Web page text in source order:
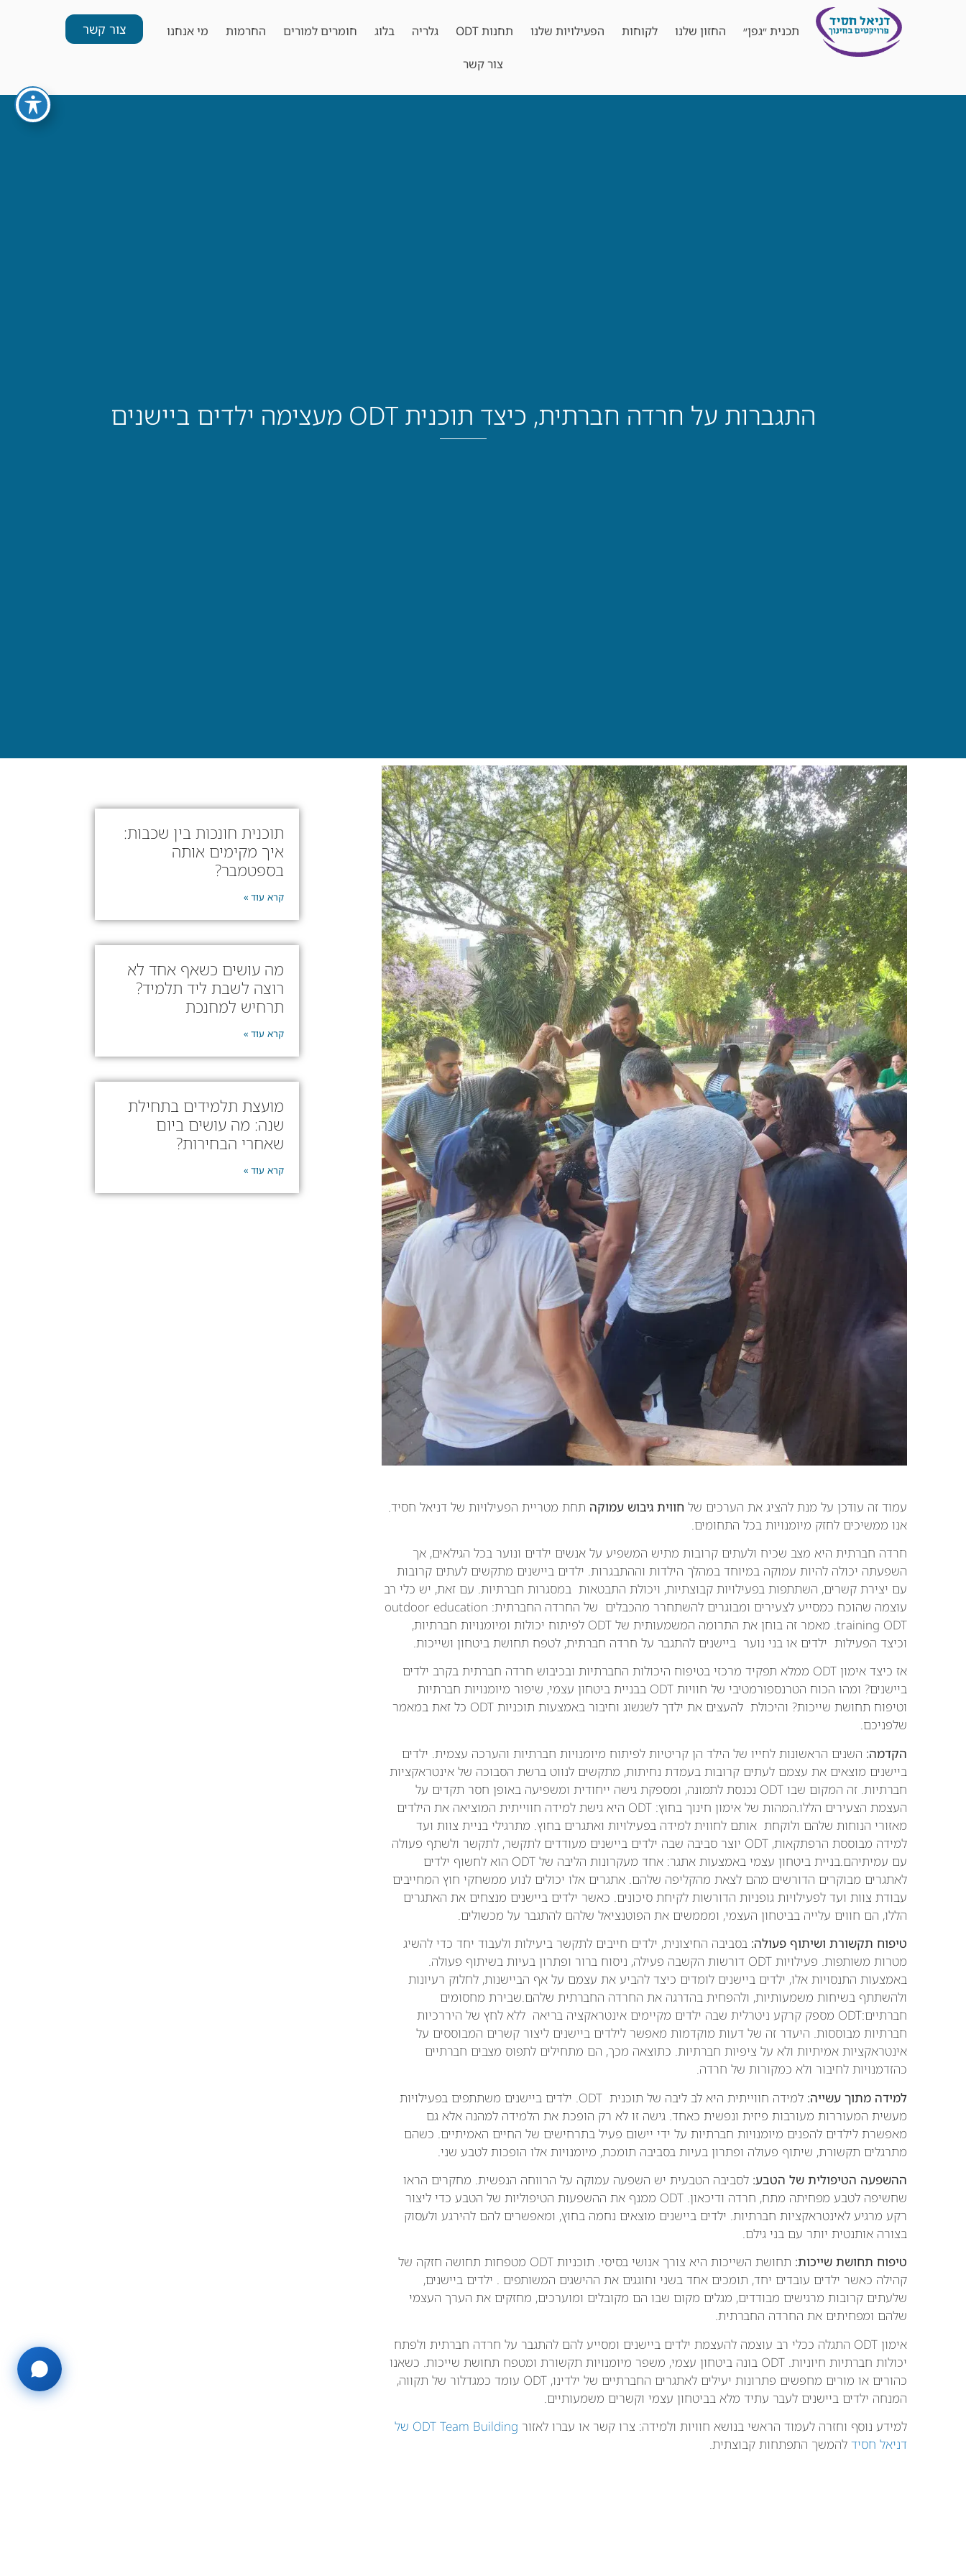
תכנית ״גפן״ החזון שלנו לקוחות הפעילויות שלנו תחנות ODT גלריה בלוג חומרים למורים החרמות מי אנחנו
צור קשר
צור קשר
התגברות על חרדה חברתית, כיצד תוכנית ODT מעצימה ילדים ביישנים
עמוד זה עודכן על מנת להציג את הערכים של חווית גיבוש עמוקה תחת מטריית הפעילויות של דניאל חסיד.
אנו ממשיכים לחזק מיומנויות בכל התחומים.
חרדה חברתית היא מצב שכיח ולעתים קרובות מתיש המשפיע על אנשים ילדים ונוער בכל הגילאים, אך
השפעתה יכולה להיות עמוקה במיוחד במהלך הילדות וההתבגרות. ילדים ביישנים מתקשים לעתים קרובות
עם יצירת קשרים, השתתפות בפעילויות קבוצתיות, ויכולת התבטאות במסגרות חברתיות. עם זאת, יש כלי רב
עוצמה שהוכח כמסייע לצעירים ומבוגרים להשתחרר מהכבלים של החרדה החברתית: outdoor education
training ODT. מאמר זה בוחן את התרומה המשמעותית של ODT לפיתוח יכולות ומיומנויות חברתיות,
וכיצד הפעילות ילדים או בני נוער ביישנים להתגבר על חרדה חברתית, לטפח תחושת ביטחון ושייכות.
אז כיצד אימון ODT ממלא תפקיד מרכזי בטיפוח היכולות החברתיות ובכיבוש חרדה חברתית בקרב ילדים
ביישנים? ומהו הכוח הטרנספורמטיבי של חוויות ODT בבניית ביטחון עצמי, שיפור מיומנויות חברתיות
וטיפוח תחושת שייכות? והיכולת להעצים את ילדך לשגשוג וחיבור באמצעות תוכניות ODT כל זאת במאמר
שלפניכם.
הקדמה: השנים הראשונות לחייו של הילד הן קריטיות לפיתוח מיומנויות חברתיות והערכה עצמית. ילדים
ביישנים מוצאים את עצמם לעתים קרובות בעמדת נחיתות, מתקשים לנווט ברשת הסבוכה של אינטראקציות
חברתיות. זה המקום שבו ODT נכנסת לתמונה, ומספקת גישה ייחודית ומשפיעה באופן חסר תקדים על
העצמת הצעירים הללו.המהות של אימון חינוך בחוץ: ODT היא גישת למידה חווייתית המוציאה את הילדים
מאזורי הנוחות שלהם ולוקחת אותם לחווית למידה בפעילויות ואתגרים בחוץ. מתרגילי בניית צוות ועד
למידה מבוססת הרפתקאות, ODT יוצר סביבה שבה ילדים ביישנים מעודדים לתקשר, לתקשר ולשתף פעולה
עם עמיתיהם.בניית ביטחון עצמי באמצעות אתגר: אחד מעקרונות הליבה של ODT הוא לחשוף ילדים
לאתגרים מבוקרים הדורשים מהם לצאת מהקליפה שלהם. אתגרים אלו יכולים לנוע ממשחקי חוץ המחייבים
עבודת צוות ועד לפעילויות גופניות הדורשות לקיחת סיכונים. כאשר ילדים ביישנים מנצחים את האתגרים
הללו, הם חווים עלייה בביטחון העצמי, ומממשים את הפוטנציאל שלהם להתגבר על מכשולים.
טיפוח תקשורת ושיתוף פעולה: בסביבה החיצונית, ילדים חייבים לתקשר ביעילות ולעבוד יחד כדי להשיג
מטרות משותפות. פעילויות ODT דורשות הקשבה פעילה, ניסוח ברור ופתרון בעיות בשיתוף פעולה.
באמצעות התנסויות אלו, ילדים ביישנים לומדים כיצד להביע את עצמם על אף הביישנות, לחלוק רעיונות
ולהשתתף בשיחות משמעותיות, ולהפחית בהדרגה את החרדה החברתית שלהם.שבירת מחסומים
חברתיים:ODT מספק קרקע ניטרלית שבה ילדים מקיימים אינטראקציה בריאה ללא לחץ של היררכיות
חברתיות מבוססות. היעדר זה של דעות מוקדמות מאפשר לילדים ביישנים ליצור קשרים המבוססים על
אינטראקציות אמיתיות ולא על ציפיות חברתיות. כתוצאה מכך, הם מתחילים לתפוס מצבים חברתיים
כהזדמנויות לחיבור ולא כמקורות של חרדה.
למידה מתוך עשייה:
למידה חווייתית היא לב ליבה של תוכנית ODT. ילדים ביישנים משתתפים בפעילויות
מעשית המעוררות מעורבות פיזית ונפשית כאחד. גישה זו לא רק הופכת את הלמידה למהנה אלא גם
מאפשרת לילדים להפנים מיומנויות חברתיות על ידי יישום פעיל בתרחישים של החיים האמיתיים. כשהם
מתרגלים תקשורת, שיתוף פעולה ופתרון בעיות בסביבה תומכת, מיומנויות אלו הופכות לטבע שני.
ההשפעה הטיפולית של הטבע: לסביבה הטבעית יש השפעה עמוקה על הרווחה הנפשית. מחקרים הראו
שחשיפה לטבע מפחיתה מתח, חרדה ודיכאון. ODT ממנף את ההשפעות הטיפוליות של הטבע כדי ליצור
רקע מרגיע לאינטראקציות חברתיות. ילדים ביישנים מוצאים נחמה בחוץ, ומאפשרים להם להירגע ולעסוק
בצורה אותנטית יותר עם בני גילם.
טיפוח תחושת שייכות:
תחושת השייכות היא צורך אנושי בסיסי. תוכניות ODT מטפחות תחושה חזקה של
קהילה כאשר ילדים עובדים יחד, תומכים אחד בשני וחוגגים את ההישגים המשותפים . ילדים ביישנים,
שלעתים קרובות מרגישים מבודדים, מגלים מקום שבו הם מקובלים ומוערכים, מחזקים את הערך העצמי
שלהם ומפחיתים את החרדה החברתית.
אימון ODT התגלה ככלי רב עוצמה להעצמת ילדים ביישנים ומסייע להם להתגבר על חרדה חברתית ולפתח
יכולות חברתיות חיוניות. ODT בונה ביטחון עצמי, משפר מיומנויות תקשורת ומטפח תחושת שייכות. כשאנו
כהורים או מורים מחפשים פתרונות יעילים לאתגרים החברתיים של ילדינו, ODT עומד כמגדלור של תקווה,
המנחה ילדים ביישנים לעבר עתיד מלא בביטחון עצמי וקשרים משמעותיים.
למידע נוסף וחזרה לעמוד הראשי בנושא חוויות ולמידה: צרו קשר או עברו לאזור
ODT Team Building של
דניאל חסיד להמשך התפתחות קבוצתית.
תוכנית חונכות בין שכבות:
איך מקימים אותה
בספטמבר?
קרא עוד »
מה עושים כשאף אחד לא
רוצה לשבת ליד תלמיד?
תרחיש למחנכת
קרא עוד »
מועצת תלמידים בתחילת
שנה: מה עושים ביום
שאחרי הבחירות?
קרא עוד »